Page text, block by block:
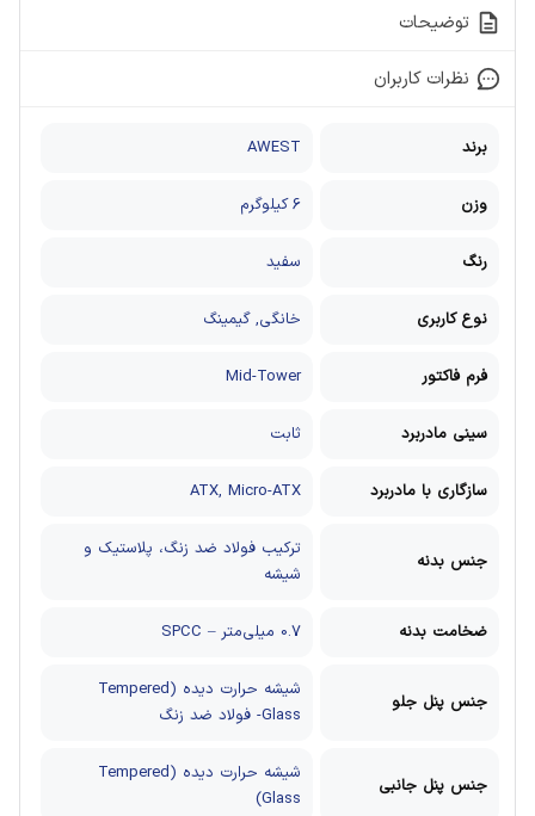
توضیحات
نظرات کاربران
برند AWEST
وزن 6 کیلوگرم
رنگ سفید
نوع کاربری خانگی, گیمینگ
فرم فاکتور Mid-Tower
سینی مادربرد ثابت
سازگاری با مادربرد ATX, Micro-ATX
جنس بدنه
ترکیب فولاد ضد زنگ، پلاستیک و
شیشه
ضخامت بدنه 0.7 میلی‌متر – SPCC
جنس پنل جلو
شیشه حرارت دیده (Tempered
Glass- فولاد ضد زنگ
جنس پنل جانبی
شیشه حرارت دیده (Tempered
Glass)